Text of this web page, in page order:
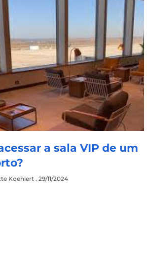
a sala VIP de um
Koehlert 29/11/2024